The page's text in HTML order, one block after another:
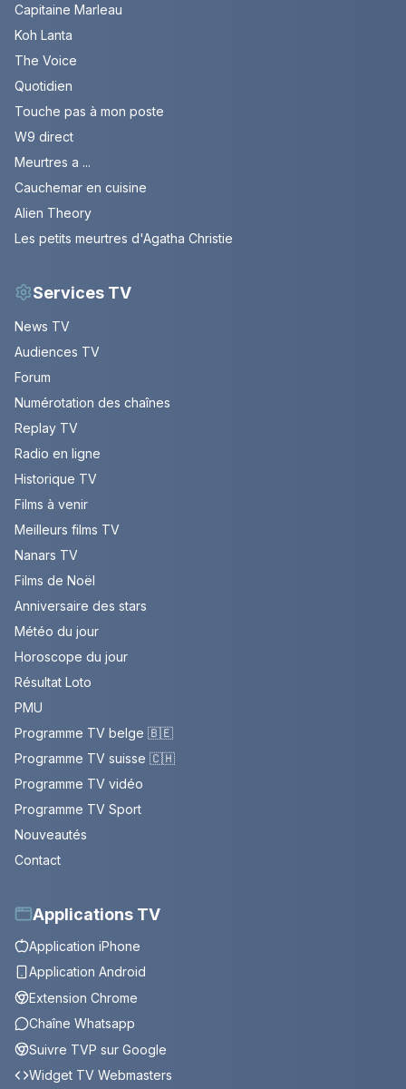
Capitaine Marleau
Koh Lanta
The Voice
Quotidien
Touche pas à mon poste
W9 direct
Meurtres a ...
Cauchemar en cuisine
Alien Theory
Les petits meurtres d'Agatha Christie
Services TV
News TV
Audiences TV
Forum
Numérotation des chaînes
Replay TV
Radio en ligne
Historique TV
Films à venir
Meilleurs films TV
Nanars TV
Films de Noël
Anniversaire des stars
Météo du jour
Horoscope du jour
Résultat Loto
PMU
Programme TV belge 🇧🇪
Programme TV suisse 🇨🇭
Programme TV vidéo
Programme TV Sport
Nouveautés
Contact
Applications TV
Application iPhone
Application Android
Extension Chrome
Chaîne Whatsapp
Suivre TVP sur Google
Widget TV Webmasters